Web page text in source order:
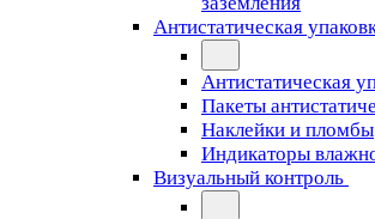
Антистатическая
Антистатическая
Пакеты
Наклейки и пломбы
Индикаторы
Визуальный контроль